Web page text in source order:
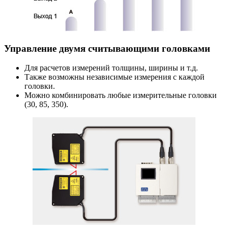
Управление двумя считывающими головками
Для расчетов измерений толщины, ширины и т.д.
Также возможны независимые измерения с каждой
головки.
Можно комбинировать любые измерительные головки
(30, 85, 350).